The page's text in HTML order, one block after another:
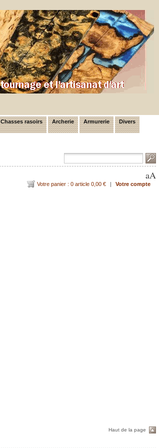
Chasses rasoirs Archerie Armurerie Divers
aA
Votre panier : 0 article 0,00 € | Votre compte
Haut de la page